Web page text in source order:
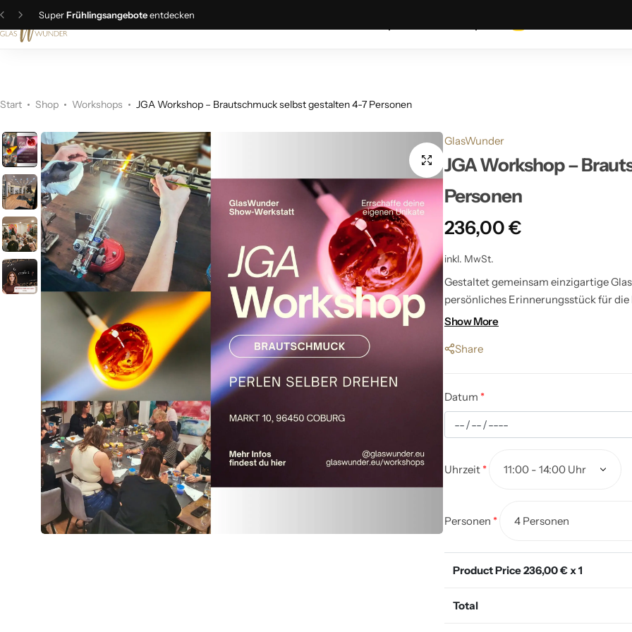
SuperFrühlingsangeboteentdecken
Start Shop Workshops JGA Workshop – Brautschmuck selbst gestalten 4-7 Personen
GlasWunder
JGA Workshop –
Personen
236,00€
inkl. MwSt.
Gestaltet gemeinsam einzigartige
persönliches Erinnerungsstück für
eine für ein gemeinsames Armband
Erinnerungen.
Show More
Share
Datum *
Uhrzeit *
Personen *
Product Price236,00€ x 1
Total
Weihnachtskugeln 8 cm
Glocken
Spitzen
Vögel
Zapfen
Ketten
Geschenkideen Glasfiguren
Elias Farbglashütte Lauscha
Ostern
Figuren